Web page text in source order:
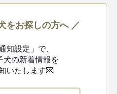
をお探しの方へ ／
知設定」で、
犬の新着情報を
いたします💌